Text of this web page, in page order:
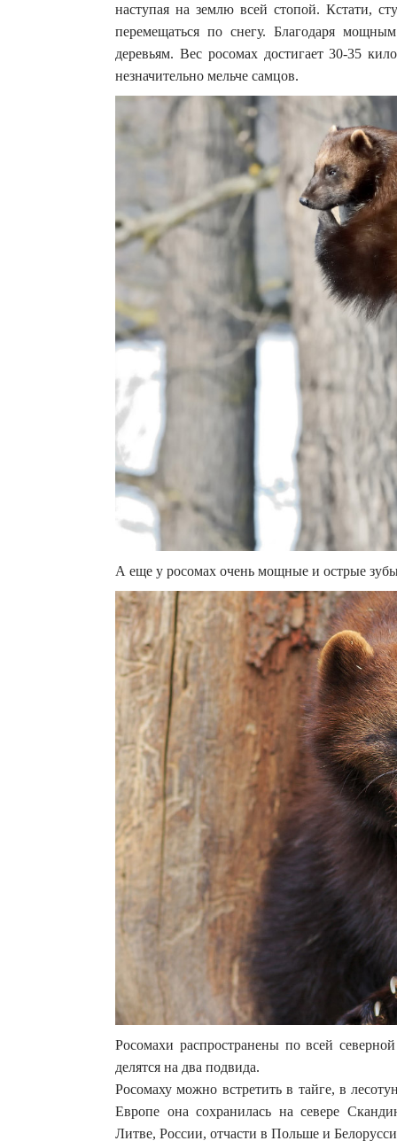
наступая на землю всей стопой. Кстати,
перемещаться по снегу. Благодаря
деревьям. Вес росомах достигает 30-35
незначительно мельче самцов.
А еще у росомах очень мощные и острые
Росомахи распространены по всей
делятся на два подвида.
Росомаху можно встретить в тайге, в
Европе она сохранилась на севере
Литве, России, отчасти в Польше и